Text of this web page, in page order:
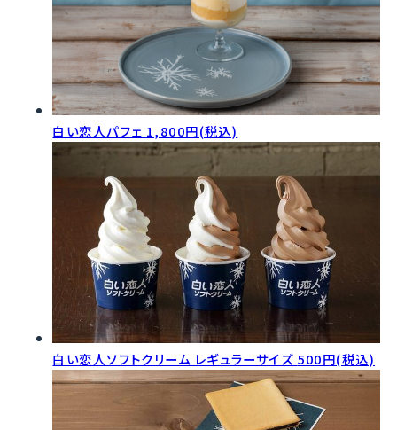
白い恋人パフェ 1,800円(税込)
白い恋人ソフトクリーム レギュラーサイズ 500円(税込)